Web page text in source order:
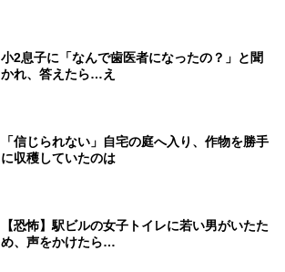
小2息子に「なんで歯医者になったの？」と聞
かれ、答えたら…え
「信じられない」自宅の庭へ入り、作物を勝手
に収穫していたのは
【恐怖】駅ビルの女子トイレに若い男がいたた
め、声をかけたら…